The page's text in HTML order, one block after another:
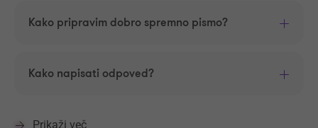
Kako pripravim dobro spremno pismo?
Kako napisati odpoved?
Prikaži več